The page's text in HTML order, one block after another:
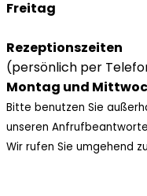
Freitag
7.30 -
Rezeptionszeiten
(persönlich per
Montag und
Bitte benutzen Sie
unseren
Wir rufen Sie umgehend